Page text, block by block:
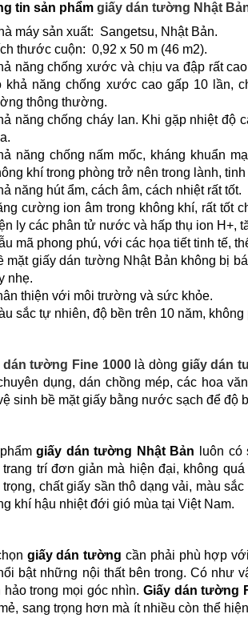
tin sản phẩm giấy dán tường Nhật
máy sản xuất: Sangetsu, Nhật Bản.
thước cuộn: 0,92 x 50 m (46 m2).
năng chống xước và chịu va đập rất
khả năng chống xước cao gấp 10 lần,
thông thường.
năng chống cháy lan. Khi gặp nhiệt độ
năng chống nấm mốc, kháng khuẩn
khí trong phòng trở nên trong lành, tinh
năng hút ẩm, cách âm, cách nhiệt rất tốt.
cường ion âm trong không khí, rất tốt
ly các phân tử nước và hấp thụ ion H+,
mã phong phú, với các họa tiết tinh tế,
mặt giấy dán tường Nhật Bản không bị
nhẹ.
thiện với môi trường và sức khỏe.
sắc tự nhiên, độ bền trên 10 năm,
dán tường Fine 1000là dòng giấy dán
dụng, dán chồng mép, các hoa
sinh bề mặt giấy bằng nước sạch để độ
giấy dán tường Nhật Bản luôn có
trang trí đơn giản mà hiện đại, không
trọng, chất giấy sần thô dạng vải, màu
khí hậu nhiệt đới gió mùa tại Việt Nam.
giấy dán tường cần phải phù hợp
bật những nội thất bên trong. Có như
hảo trong mọi góc nhìn.Giấy dán tường
sang trọng hơn mà ít nhiều còn thể